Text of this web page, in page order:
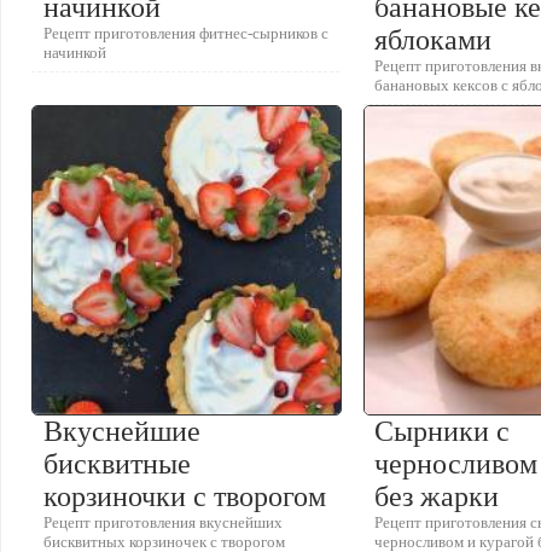
начинкой
Рецепт приготовления фитнес-сырников с
начинкой
банановые
яблоками
Рецепт приготовления
банановых кексов с
Вкуснейшие
бисквитные
корзиночки с творогом
Рецепт приготовления вкуснейших
бисквитных корзиночек с творогом
Сырники с
без жарки
Рецепт приготовления
черносливом и курагой